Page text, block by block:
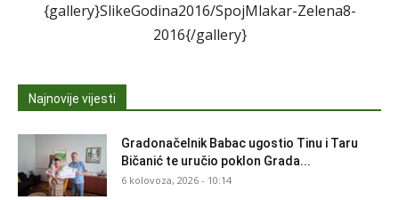
{gallery}SlikeGodina2016/SpojMlakar-Zelena8-
2016{/gallery}
Najnovije vijesti
Gradonačelnik Babac ugostio Tinu i Taru
Bičanić te uručio poklon Grada...
6 kolovoza, 2026 - 10:14